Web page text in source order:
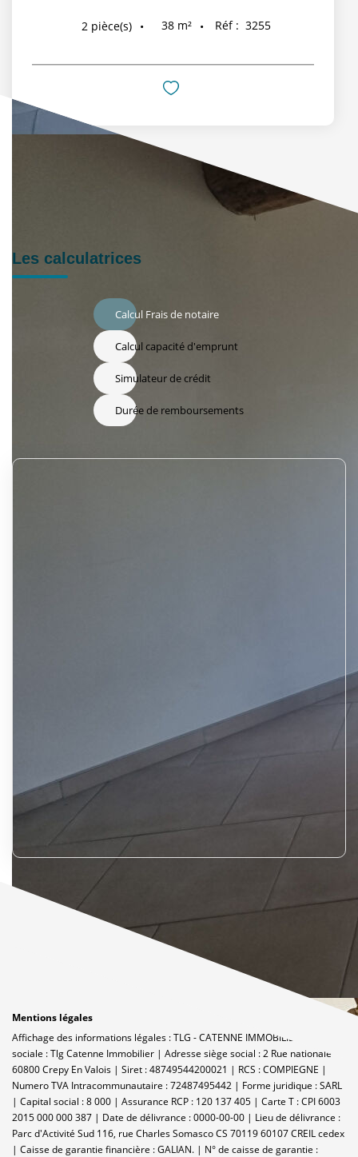
2 pièce(s) 38 m² Réf : 3255
Les calculatrices
Calcul Frais de notaire
Calcul capacité d'emprunt
Simulateur de crédit
Durée de remboursements
Mentions légales
Affichage des informations légales : TLG - CATENNE IMMOBILIER | Raison
sociale : Tlg Catenne Immobilier | Adresse siège social : 2 Rue nationale -
60800 Crepy En Valois | Siret : 48749544200021 | RCS : COMPIEGNE |
Numero TVA Intracommunautaire : 72487495442 | Forme juridique : SARL
| Capital social : 8 000 | Assurance RCP : 120 137 405 | Carte T : CPI 6003
2015 000 000 387 | Date de délivrance : 0000-00-00 | Lieu de délivrance :
Parc d'Activité Sud 116, rue Charles Somasco CS 70119 60107 CREIL cedex
| Caisse de garantie financière : GALIAN. | N° de caisse de garantie :